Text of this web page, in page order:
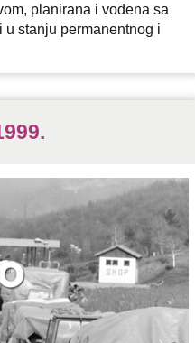
planirana i vođena sa
stanju permanentnog i